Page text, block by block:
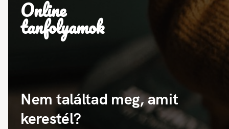
Online
tanfolyamok
Nem találtad meg, amit
kerestél?